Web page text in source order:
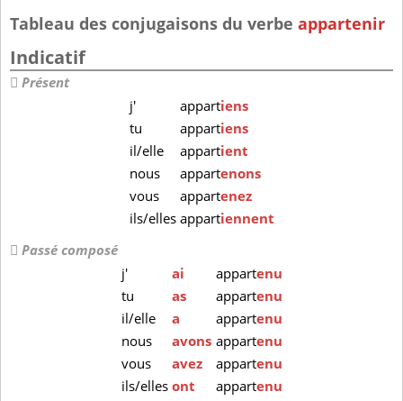
Tableau des conjugaisons du verbe appartenir
Indicatif
Présent
j'
appartiens
tu
appartiens
il/elle
appartient
nous
appartenons
vous
appartenez
ils/elles appartiennent
Passé composé
j'
ai appartenu
tu
as appartenu
il/elle
a appartenu
nous
avons appartenu
vous
avez appartenu
ils/elles ont appartenu